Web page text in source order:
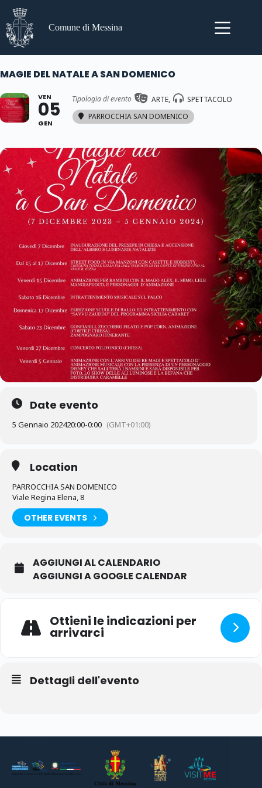
contenuto
Comune di Messina
MAGIE DEL NATALE A SAN DOMENICO
VEN
05
GEN
Tipologia di evento ARTE,
SPETTACOLO
PARROCCHIA SAN DOMENICO
Date evento
5 Gennaio 202420:00-0:00 (GMT+01:00)
Location
PARROCCHIA SAN DOMENICO
Viale Regina Elena, 8
OTHER EVENTS
AGGIUNGI AL CALENDARIO
AGGIUNGI A GOOGLE CALENDAR
Ottieni le indicazioni per
arrivarci
Dettagli dell'evento